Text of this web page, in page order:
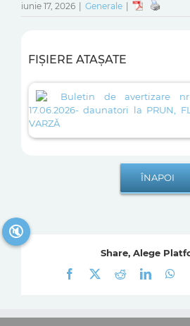
iunie 17, 2026 Generale
FIȘIERE ATAȘATE
Buletin de avertizare
17.06.2026- daunatori la PRUN,
VARZĂ
Share, Alege
Facebook
RedditLinkedIn
🔇